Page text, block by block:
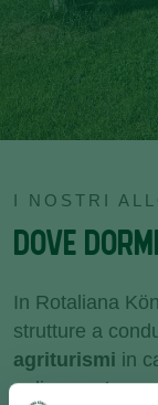
I NOSTRI
DOVE
In Rotaliana
strutture a
agriturismi in
agli